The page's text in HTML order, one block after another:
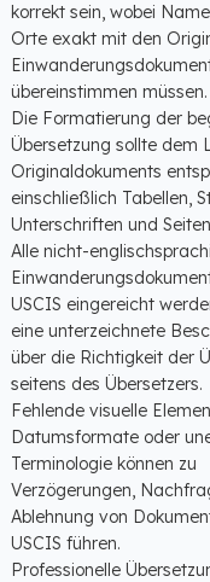
korrekt sein, wobei
Orte exakt mit den
übereinstimmen müssen.
Die Formatierung der
Übersetzung sollte dem
Originaldokuments
einschließlich Tabellen,
Unterschriften und
Alle nicht-
USCIS eingereicht
eine unterzeichnete
über die Richtigkeit der
seitens des Übersetzers.
Fehlende visuelle
Datumsformate oder
Terminologie können zu
Verzögerungen,
Ablehnung von
USCIS führen.
Professionelle